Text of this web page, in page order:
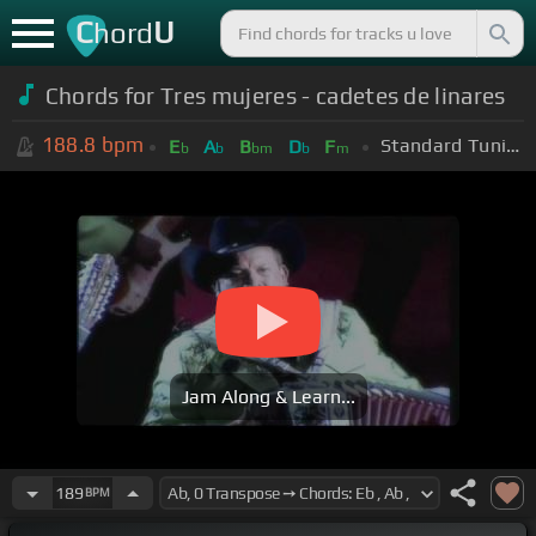
ChordU
Chords for Tres mujeres - cadetes de linares
188.8 bpm Eb Ab Bbm Db Fm Standard Tuning (EADGBE)
Jam Along & Learn...
189 BPM